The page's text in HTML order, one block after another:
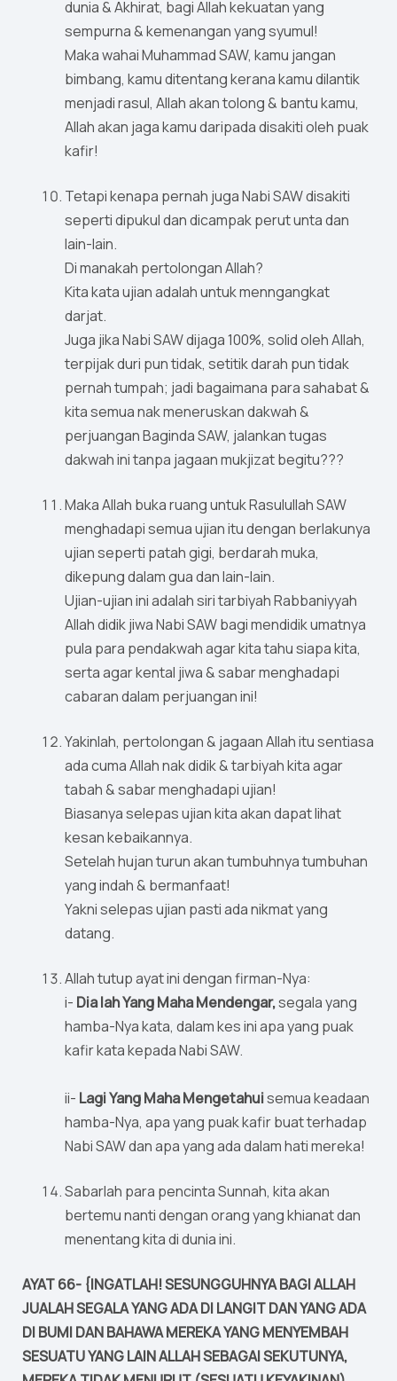
dunia & Akhirat, bagi Allah kekuatan yang
sempurna & kemenangan yang syumul!
Maka wahai Muhammad SAW, kamu jangan
bimbang, kamu ditentang kerana kamu dilantik
menjadi rasul, Allah akan tolong & bantu kamu,
Allah akan jaga kamu daripada disakiti oleh puak
kafir!
Tetapi kenapa pernah juga Nabi SAW disakiti
seperti dipukul dan dicampak perut unta dan
lain-lain.
Di manakah pertolongan Allah?
Kita kata ujian adalah untuk menngangkat
darjat.
Juga jika Nabi SAW dijaga 100%, solid oleh Allah,
terpijak duri pun tidak, setitik darah pun tidak
pernah tumpah; jadi bagaimana para sahabat &
kita semua nak meneruskan dakwah &
perjuangan Baginda SAW, jalankan tugas
dakwah ini tanpa jagaan mukjizat begitu???
Maka Allah buka ruang untuk Rasulullah SAW
menghadapi semua ujian itu dengan berlakunya
ujian seperti patah gigi, berdarah muka,
dikepung dalam gua dan lain-lain.
Ujian-ujian ini adalah siri tarbiyah Rabbaniyyah
Allah didik jiwa Nabi SAW bagi mendidik umatnya
pula para pendakwah agar kita tahu siapa kita,
serta agar kental jiwa & sabar menghadapi
cabaran dalam perjuangan ini!
Yakinlah, pertolongan & jagaan Allah itu sentiasa
ada cuma Allah nak didik & tarbiyah kita agar
tabah & sabar menghadapi ujian!
Biasanya selepas ujian kita akan dapat lihat
kesan kebaikannya.
Setelah hujan turun akan tumbuhnya tumbuhan
yang indah & bermanfaat!
Yakni selepas ujian pasti ada nikmat yang
datang.
Allah tutup ayat ini dengan firman-Nya:
i- Dia lah Yang Maha Mendengar,segala yang
hamba-Nya kata, dalam kes ini apa yang puak
kafir kata kepada Nabi SAW.
ii- Lagi Yang Maha Mengetahuisemua keadaan
hamba-Nya, apa yang puak kafir buat terhadap
Nabi SAW dan apa yang ada dalam hati mereka!
Sabarlah para pencinta Sunnah, kita akan
bertemu nanti dengan orang yang khianat dan
menentang kita di dunia ini.
AYAT 66- {INGATLAH! SESUNGGUHNYA BAGI ALLAH
JUALAH SEGALA YANG ADA DI LANGIT DAN YANG ADA
DI BUMI DAN BAHAWA MEREKA YANG MENYEMBAH
SESUATU YANG LAIN ALLAH SEBAGAI SEKUTUNYA,